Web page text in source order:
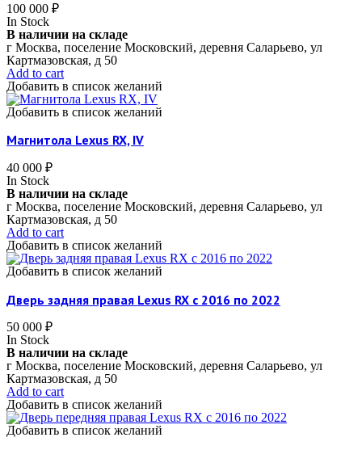
100 000 ₽
In Stock
В наличии на складе
г Москва, поселение Московский, деревня Саларьево, ул
Картмазовская, д 50
Add to cart
Добавить в список желаний
Добавить в список желаний
Магнитола Lexus RX, IV
40 000 ₽
In Stock
В наличии на складе
г Москва, поселение Московский, деревня Саларьево, ул
Картмазовская, д 50
Add to cart
Добавить в список желаний
Добавить в список желаний
Дверь задняя правая Lexus RX c 2016 по 2022
50 000 ₽
In Stock
В наличии на складе
г Москва, поселение Московский, деревня Саларьево, ул
Картмазовская, д 50
Add to cart
Добавить в список желаний
Добавить в список желаний